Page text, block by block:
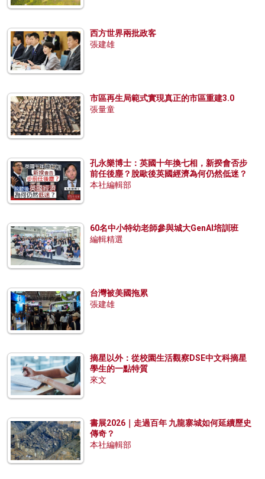
西方世界兩批政客
張建雄
市區再生局範式實現真正的市區重建3.0
張量童
孔永樂博士：英國十年換七相，新揆會否步
前任後塵？脫歐後英國經濟為何仍然低迷？
本社編輯部
60名中小特幼老師參與城大GenAI培訓班
編輯精選
台灣被美國拖累
張建雄
摘星以外：從校園生活觀察DSE中文科摘星
學生的一點特質
來文
書展2026｜走過百年 九龍寨城如何延續歷史
傳奇？
本社編輯部